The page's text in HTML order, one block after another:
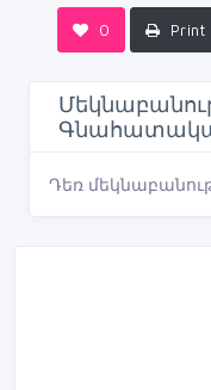
0 Print
Դեռ